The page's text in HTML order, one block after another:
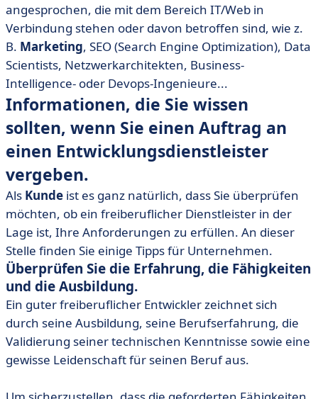
angesprochen, die mit dem Bereich IT/Web in
Verbindung stehen oder davon betroffen sind, wie z.
B. Marketing, SEO (Search Engine Optimization), Data
Scientists, Netzwerkarchitekten, Business-
Intelligence- oder Devops-Ingenieure...
Informationen, die Sie wissen
sollten, wenn Sie einen Auftrag an
einen Entwicklungsdienstleister
vergeben.
Als Kunde ist es ganz natürlich, dass Sie überprüfen
möchten, ob ein freiberuflicher Dienstleister in der
Lage ist, Ihre Anforderungen zu erfüllen. An dieser
Stelle finden Sie einige Tipps für Unternehmen.
Überprüfen Sie die Erfahrung, die Fähigkeiten
und die Ausbildung.
Ein guter freiberuflicher Entwickler zeichnet sich
durch seine Ausbildung, seine Berufserfahrung, die
Validierung seiner technischen Kenntnisse sowie eine
gewisse Leidenschaft für seinen Beruf aus.